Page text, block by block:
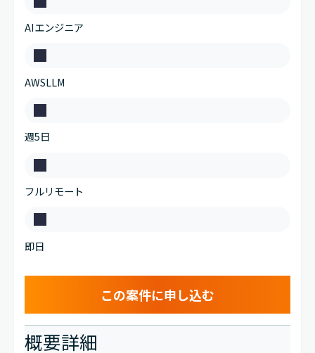
この案件に申し込む
募
集
職
AIエンジニア
ス
キ
ル
AWSLLM
稼
働
日
週5日
働
き
方
フルリモート
開
始
期
間
即日
概要詳細